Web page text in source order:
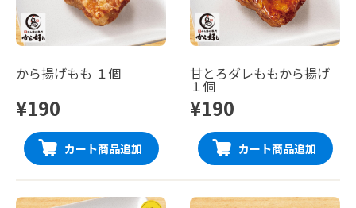
から揚げもも １個
¥190
カート商品追加
甘とろダレももから揚げ
１個
¥190
カート商品追加